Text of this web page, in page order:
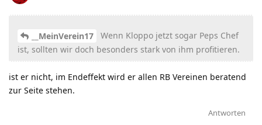
__MeinVerein17
Wenn Kloppo jetzt sogar Peps Chef
ist, sollten wir doch besonders stark von ihm profitieren.
ist er nicht, im Endeffekt wird er allen RB Vereinen beratend
zur Seite stehen.
Antworten